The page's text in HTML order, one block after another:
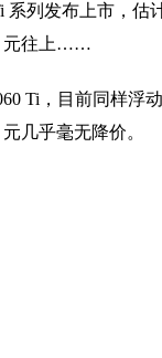
系列发布上市，估
元往上……
Ti，目前同样浮
几乎毫无降价。